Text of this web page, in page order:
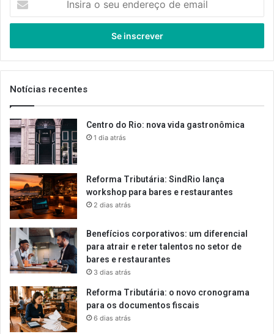
seu
de
email
Notícias recentes
Centro do Rio: nova vida gastronômica
1 dia atrás
Reforma Tributária: SindRio lança
workshop para bares e restaurantes
2 dias atrás
Benefícios corporativos: um diferencial
para atrair e reter talentos no setor de
bares e restaurantes
3 dias atrás
Reforma Tributária: o novo cronograma
para os documentos fiscais
6 dias atrás